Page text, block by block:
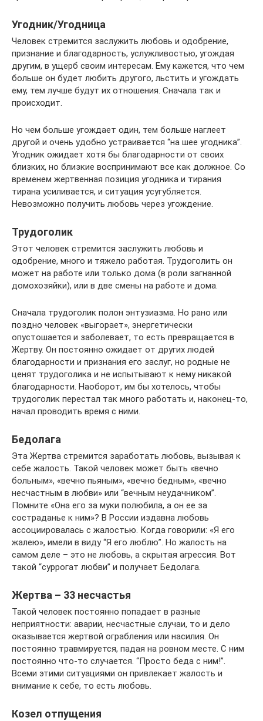
Угодник/Угодница
Человек стремится заслужить любовь и одобрение,
признание и благодарность, услужливостью, угождая
другим, в ущерб своим интересам. Ему кажется, что чем
больше он будет любить другого, льстить и угождать
ему, тем лучше будут их отношения. Сначала так и
происходит.
Но чем больше угождает один, тем больше наглеет
другой и очень удобно устраивается “на шее угодника”.
Угодник ожидает хотя бы благодарности от своих
близких, но близкие воспринимают все как должное. Со
временем жертвенная позиция угодника и тирания
тирана усиливается, и ситуация усугубляется.
Невозможно получить любовь через угождение.
Трудоголик
Этот человек стремится заслужить любовь и
одобрение, много и тяжело работая. Трудоголить он
может на работе или только дома (в роли загнанной
домохозяйки), или в две смены на работе и дома.
Сначала трудоголик полон энтузиазма. Но рано или
поздно человек «выгорает», энергетически
опустошается и заболевает, то есть превращается в
Жертву. Он постоянно ожидает от других людей
благодарности и признания его заслуг, но родные не
ценят трудоголика и не испытывают к нему никакой
благодарности. Наоборот, им бы хотелось, чтобы
трудоголик перестал так много работать и, наконец-то,
начал проводить время с ними.
Бедолага
Эта Жертва стремится заработать любовь, вызывая к
себе жалость. Такой человек может быть «вечно
больным», «вечно пьяным», «вечно бедным», «вечно
несчастным в любви» или “вечным неудачником”.
Помните «Она его за муки полюбила, а он ее за
состраданье к ним»? В России издавна любовь
ассоциировалась с жалостью. Когда говорили: «Я его
жалею», имели в виду “Я его люблю”. Но жалость на
самом деле – это не любовь, а скрытая агрессия. Вот
такой “суррогат любви” и получает Бедолага.
Жертва – 33 несчастья
Такой человек постоянно попадает в разные
неприятности: аварии, несчастные случаи, то и дело
оказывается жертвой ограбления или насилия. Он
постоянно травмируется, падая на ровном месте. С ним
постоянно что-то случается. “Просто беда с ним!”.
Всеми этими ситуациями он привлекает жалость и
внимание к себе, то есть любовь.
Козел отпущения